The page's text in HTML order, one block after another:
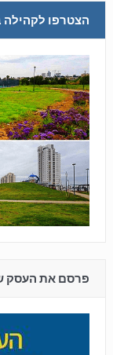
הצטרפו לקהילה
פרסם את העסק